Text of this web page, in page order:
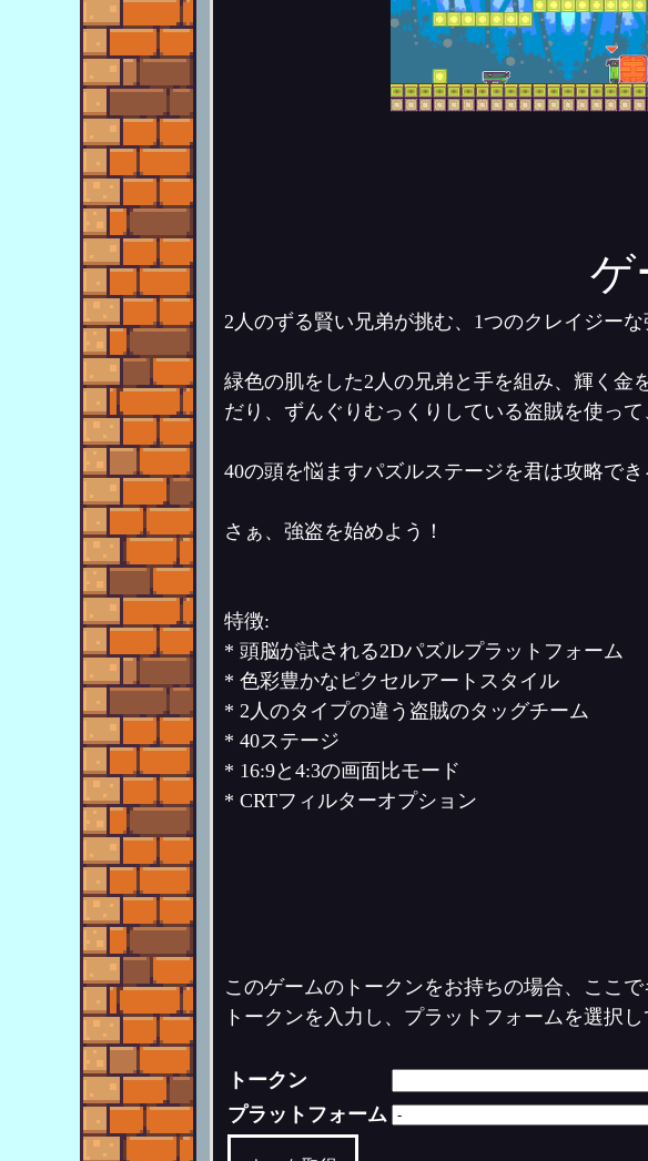
ゲ
2人のずる賢い兄弟が挑む、1つのクレイジー
緑色の肌をした2人の兄弟と手を組み、輝く金
だり、ずんぐりむっくりしている盗賊を使っ
40の頭を悩ますパズルステージを君は攻略でき
さぁ、強盗を始めよう！
特徴:
* 頭脳が試される2Dパズルプラットフォーム
* 色彩豊かなピクセルアートスタイル
* 2人のタイプの違う盗賊のタッグチーム
* 40ステージ
* 16:9と4:3の画面比モード
* CRTフィルターオプション
このゲームのトークンをお持ちの場合、ここ
トークンを入力し、プラットフォームを選択
トークン
プラットフォーム